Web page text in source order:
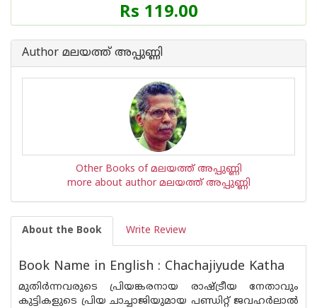
Rs 119.00
Author മലയത്ത് അപ്പുണ്ണി
Other Books of മലയത്ത് അപ്പുണ്ണി
more about author മലയത്ത് അപ്പുണ്ണി
About the Book Write Review
Book Name in English : Chachajiyude Katha
മുതിര്‍ന്നവരുടെ പ്രിയങ്കരനായ രാഷ്ട്രീയ നേതാവും
കുട്ടികളുടെ പ്രിയ ചാച്ചാജിയുമായ പണ്ഡിറ്റ് ജവഹര്‍ലാല്‍